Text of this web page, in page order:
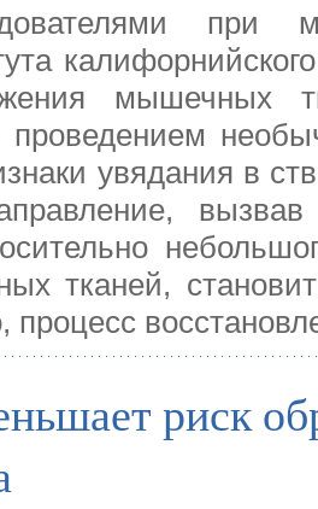
при
мышечных
увядания в
тканей,
процесс
риск